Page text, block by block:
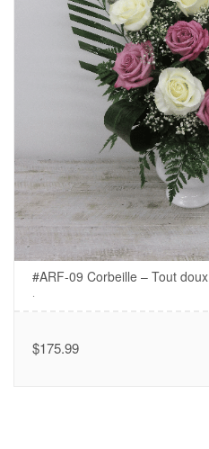
#ARF-09 Corbeille – Tout doux
$175.99